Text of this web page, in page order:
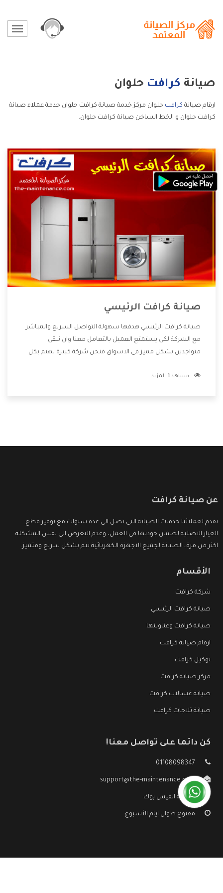
صيانة كرافت حلوان
ارقام صيانة كرافت حلوان مركز خدمة صيانة كرافت حلوان خدمة عملاء صيانة
كرافت حلوان و الخط الساخن صيانة كرافت حلوان.
صيانة كرافت الرئيسي
صيانة كرافت الرئيسي هدفها سهولة التواصل السريع والمباشر
مع الشركة لكى يستمتع العميل بالتعامل معنا وان نبقى
متواجدين بشكل مميز فى الاسواق فنحن شركة كبيرة نهتم بكل
الشركة بها والتى تكون منها خدمة الصيانة التى تكون من أهم
مشاهدة المزيد
عن صيانة كرافت
نقدم لعملائنا خدمات الصيانة التى تصل الى عدة سنوات مع توفير قطع
الغيار الاصلية لضمان جودتها فى العمل، وعدم التعرض الى نفس المشكلة
اكثر من مرة، الصيانة لجميع الاجهزة الكهربائية تتم بشكل سريع ومتميز.
الأقسام
شركة كرافت
صيانة كرافت الرئيسي
صيانة كرافت وعناوينها
ارقام صيانة كرافت
توكيل كرافت
مركز صيانة كرافت
صيانة غسالات كرافت
صيانة ثلاجات كرافت
كن دائما على تواصل معنا!
01108098347
support@the-maintenance.com
صفحة الفيس بوك
مفتوح طوال ايام الأسبوع